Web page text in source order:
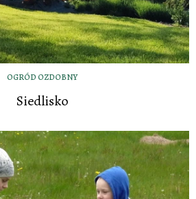
OGRÓD OZDOBNY
Siedlisko